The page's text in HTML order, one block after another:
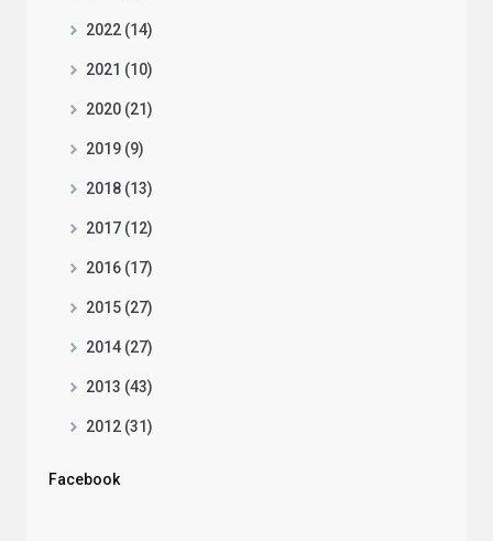
2022 (14)
2021 (10)
2020 (21)
2019 (9)
2018 (13)
2017 (12)
2016 (17)
2015 (27)
2014 (27)
2013 (43)
2012 (31)
Facebook